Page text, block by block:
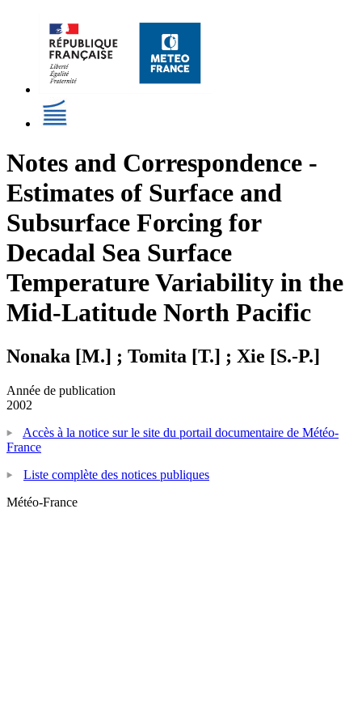
Notes and Correspondence -
Estimates of Surface and
Subsurface Forcing for
Decadal Sea Surface
Temperature Variability in the
Mid-Latitude North Pacific
Nonaka [M.] ; Tomita [T.] ; Xie [S.-P.]
Année de publication
2002
Accès à la notice sur le site du portail documentaire de Météo-
France
Liste complète des notices publiques
Météo-France